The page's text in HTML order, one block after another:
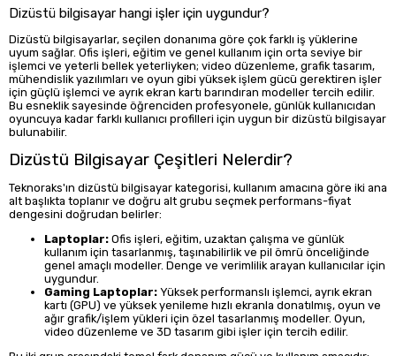
Dizüstü bilgisayar hangi işler için uygundur?
Dizüstü bilgisayarlar, seçilen donanıma göre çok farklı iş yüklerine
uyum sağlar. Ofis işleri, eğitim ve genel kullanım için orta seviye bir
işlemci ve yeterli bellek yeterliyken; video düzenleme, grafik tasarım,
mühendislik yazılımları ve oyun gibi yüksek işlem gücü gerektiren işler
için güçlü işlemci ve ayrık ekran kartı barındıran modeller tercih edilir.
Bu esneklik sayesinde öğrenciden profesyonele, günlük kullanıcıdan
oyuncuya kadar farklı kullanıcı profilleri için uygun bir dizüstü bilgisayar
bulunabilir.
Dizüstü Bilgisayar Çeşitleri Nelerdir?
Teknoraks'ın dizüstü bilgisayar kategorisi, kullanım amacına göre iki ana
alt başlıkta toplanır ve doğru alt grubu seçmek performans-fiyat
dengesini doğrudan belirler:
Laptoplar: Ofis işleri, eğitim, uzaktan çalışma ve günlük
kullanım için tasarlanmış, taşınabilirlik ve pil ömrü önceliğinde
genel amaçlı modeller. Denge ve verimlilik arayan kullanıcılar için
uygundur.
Gaming Laptoplar: Yüksek performanslı işlemci, ayrık ekran
kartı (GPU) ve yüksek yenileme hızlı ekranla donatılmış, oyun ve
ağır grafik/işlem yükleri için özel tasarlanmış modeller. Oyun,
video düzenleme ve 3D tasarım gibi işler için tercih edilir.